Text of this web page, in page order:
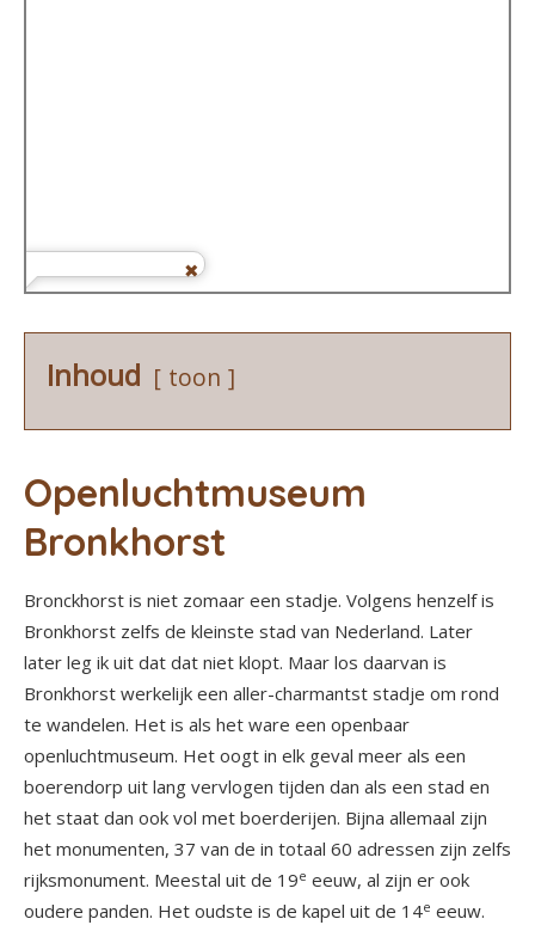
Inhoud toon
Openluchtmuseum
Bronkhorst
Bronckhorst is niet zomaar een stadje. Volgens henzelf is
Bronkhorst zelfs de kleinste stad van Nederland. Later
later leg ik uit dat dat niet klopt. Maar los daarvan is
Bronkhorst werkelijk een aller-charmantst stadje om rond
te wandelen. Het is als het ware een openbaar
openluchtmuseum. Het oogt in elk geval meer als een
boerendorp uit lang vervlogen tijden dan als een stad en
het staat dan ook vol met boerderijen. Bijna allemaal zijn
het monumenten, 37 van de in totaal 60 adressen zijn zelfs
rijksmonument. Meestal uit de 19e eeuw, al zijn er ook
oudere panden. Het oudste is de kapel uit de 14e eeuw.